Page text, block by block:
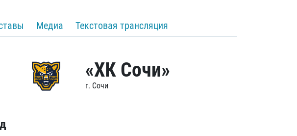
Медиа Текстовая трансляция
«ХК Сочи»
г. Сочи